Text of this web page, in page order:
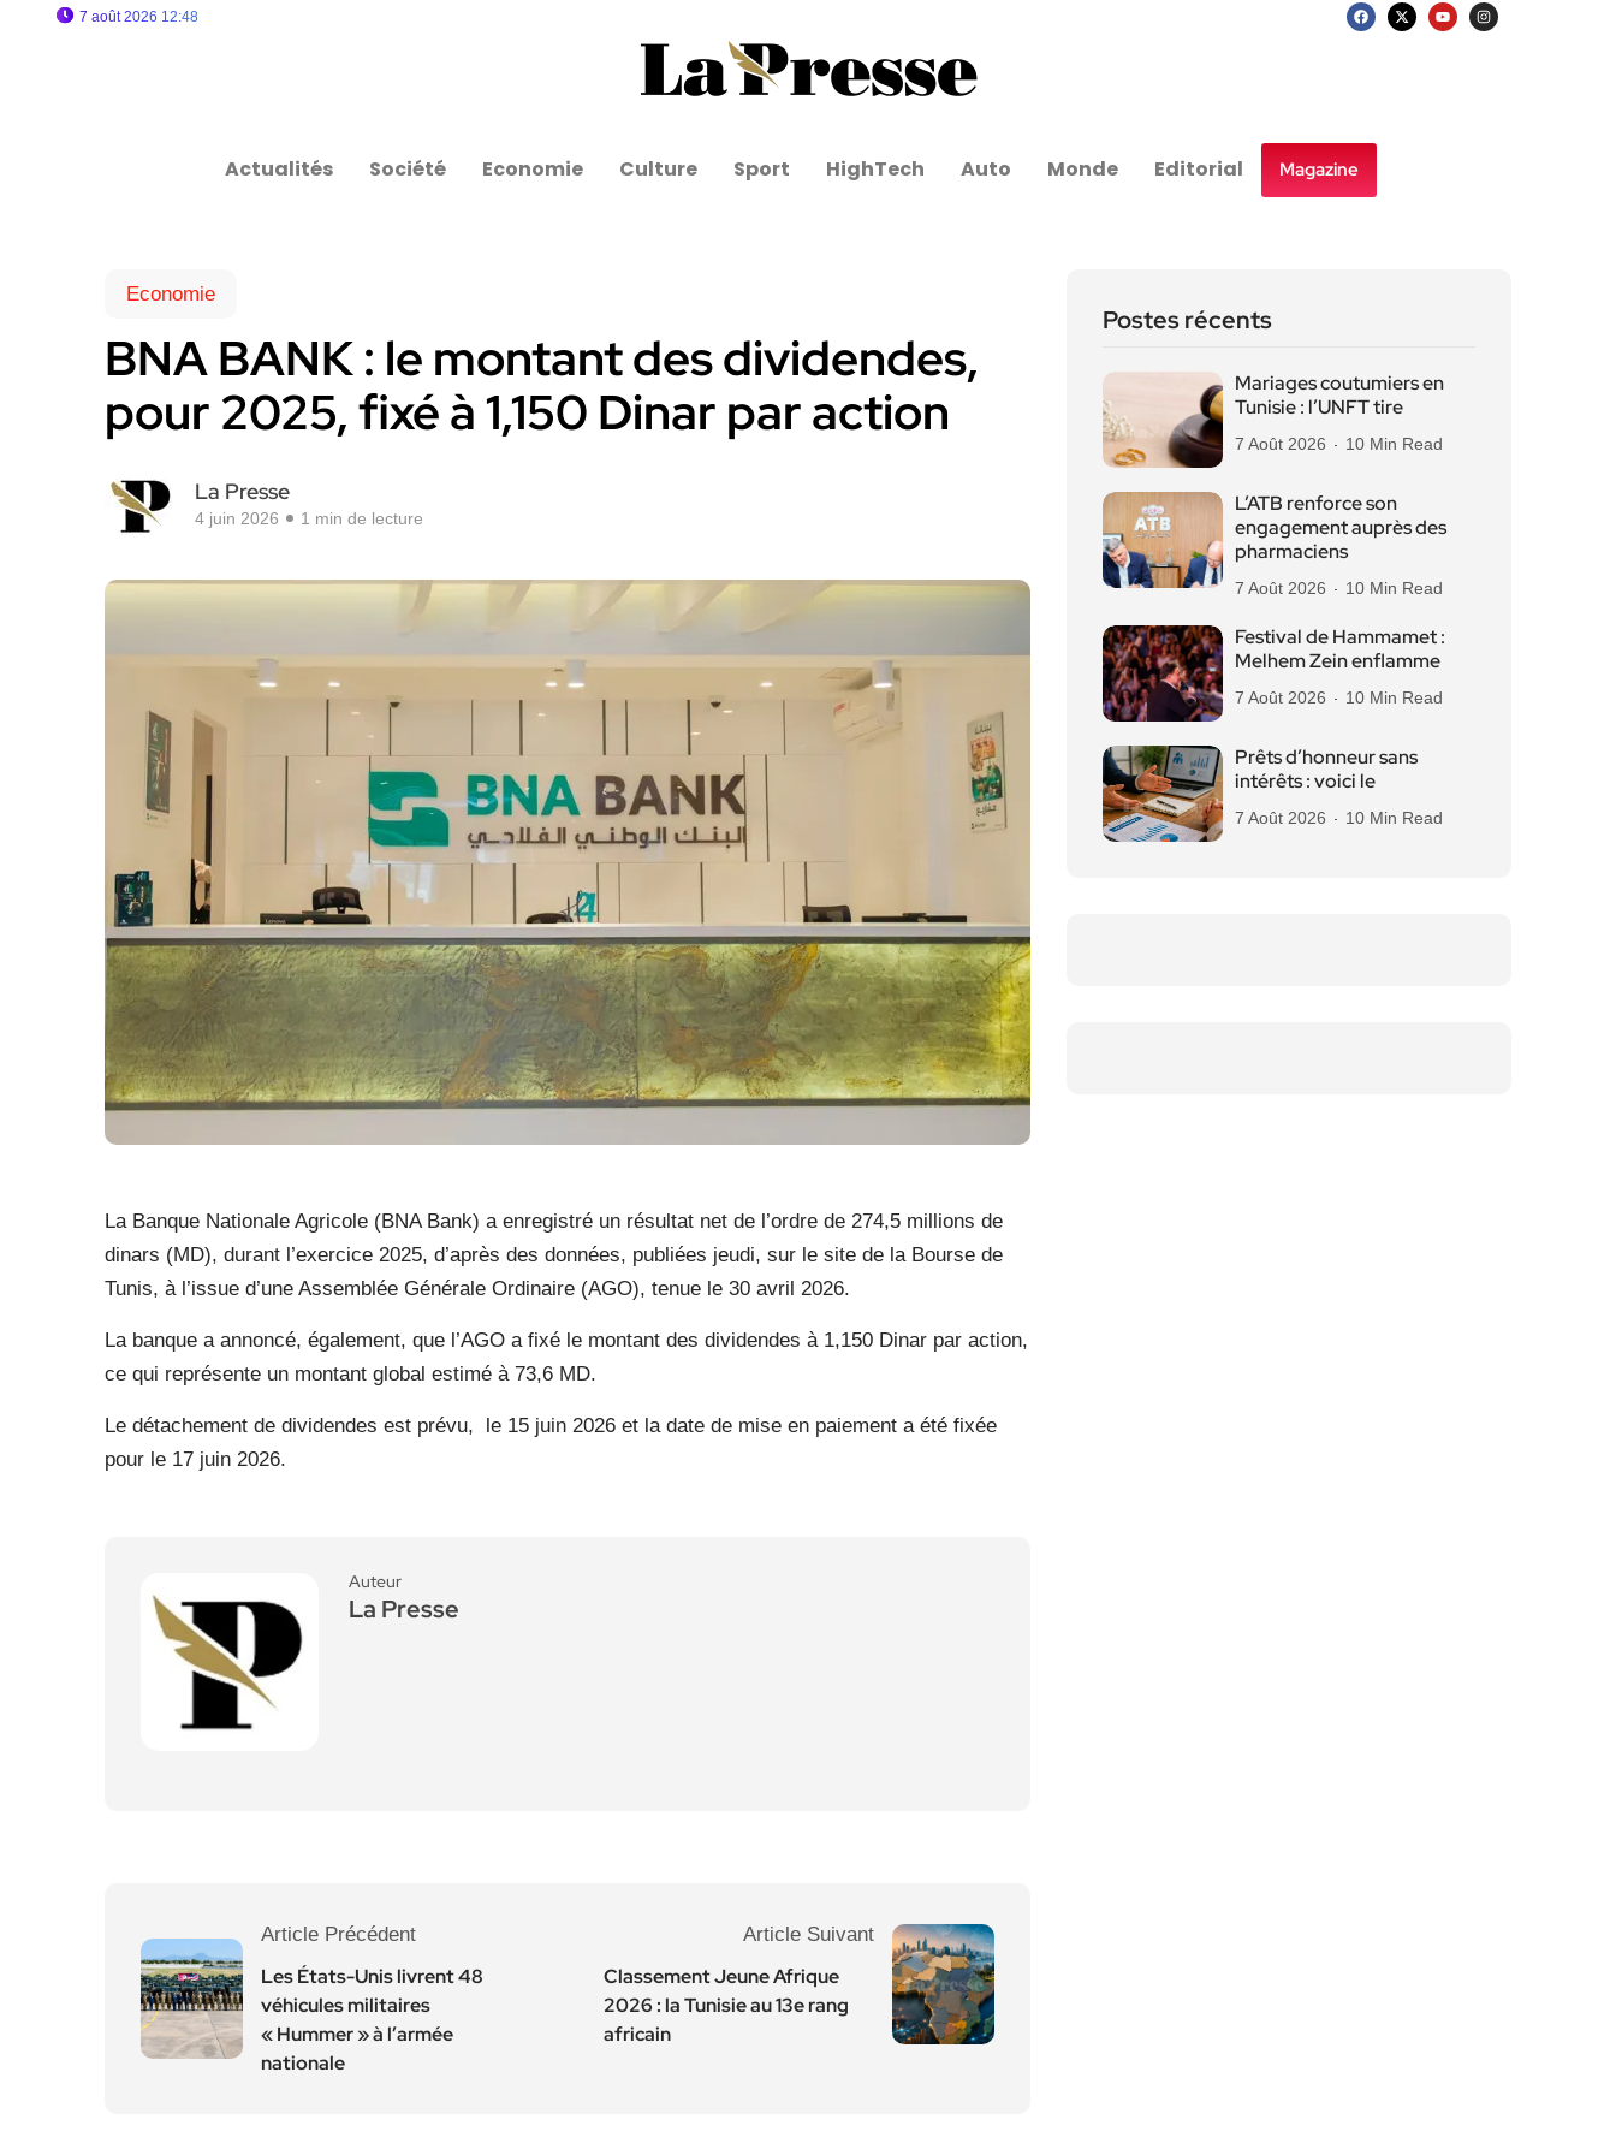
7 août 2026 12:48
Actualités Société Economie Culture Sport HighTech Auto Monde Editorial Magazine
Economie
BNA BANK : le montant des dividendes,
pour 2025, fixé à 1,150 Dinar par action
La Presse
4 juin 2026 1 min de lecture
La Banque Nationale Agricole (BNA Bank) a enregistré un résultat net de l’ordre de 274,5 millions de
dinars (MD), durant l’exercice 2025, d’après des données, publiées jeudi, sur le site de la Bourse de
Tunis, à l’issue d’une Assemblée Générale Ordinaire (AGO), tenue le 30 avril 2026.
La banque a annoncé, également, que l’AGO a fixé le montant des dividendes à 1,150 Dinar par action,
ce qui représente un montant global estimé à 73,6 MD.
Le détachement de dividendes est prévu,
le 15 juin 2026 et la date de mise en paiement a été fixée
pour le 17 juin 2026.
Auteur
La Presse
Article Précédent
Les États-Unis livrent 48
véhicules militaires
« Hummer » à l’armée
nationale
Article Suivant
Classement Jeune Afrique
2026 : la Tunisie au 13e rang
africain
Postes récents
Mariages coutumiers en
Tunisie : l’UNFT tire
7 Août 2026 10 Min Read
L’ATB renforce son
engagement auprès des
pharmaciens
7 Août 2026 10 Min Read
Festival de Hammamet :
Melhem Zein enflamme
7 Août 2026 10 Min Read
Prêts d’honneur sans
intérêts : voici le
7 Août 2026 10 Min Read